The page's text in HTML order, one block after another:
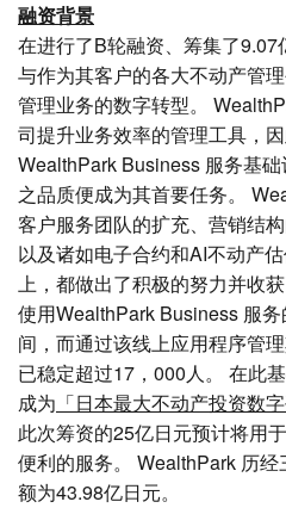
融资背景
在进行了B轮融资、筹集了
与作为其客户的各大不动产管
管理业务的数字转型。
司提升业务效率的管理工具，
WealthPark Business 服务基础
之品质便成为其首要任务。
客户服务团队的扩充、营销结
以及诸如电子合约和AI不动产
上，都做出了积极的努力并收获
使用WealthPark Business 服
间，而通过该线上应用程序管
已稳定超过17，000人。 在此
成为 「日本最大不动产投资数字
此次筹资的25亿日元预计将用
便利的服务。 WealthPark 历
额为43.98亿日元。